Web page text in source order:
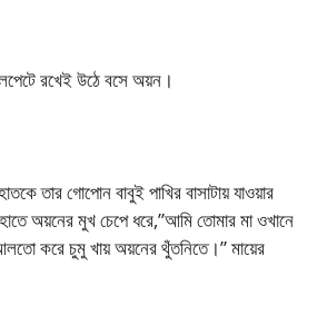
রখেই উঠে বসে অয়ন।
তার গোপোন বাবুই পাখির বাসাটায় যাওয়ার
অয়নের মুখ চেপে ধরে,”আমি তোমার মা ওখানে
করে চুমু খায় অয়নের থুঁতনিতে।” মায়ের